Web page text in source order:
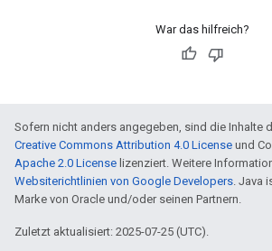
War das hilfreich?
Sofern nicht anders angegeben, sind die Inhalte
Creative Commons Attribution 4.0 License und
Apache 2.0 License lizenziert. Weitere
Websiterichtlinien von Google Developers. Java
Marke von Oracle und/oder seinen Partnern.
Zuletzt aktualisiert: 2025-07-25 (UTC).